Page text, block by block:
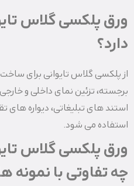
ورق پلکسی گلاس
دارد؟
از پلکسی گلاس تایوانی برای
برجسته، تزئین نمای داخلی و
استند های تبلیغاتی، دیواره
استفاده می شود.
ورق پلکسی گلاس
چه تفاوتی با نمونه